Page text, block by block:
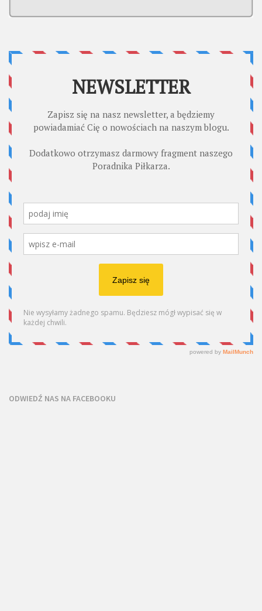
ODWIEDŹ NAS NA FACEBOOKU